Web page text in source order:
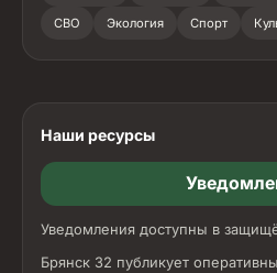
СВО Экология Спорт
Наши ресурсы
Уведомления доступны в
Брянск 32 публикует